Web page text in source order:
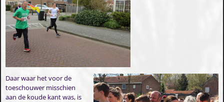
Daar waar het voor de
toeschouwer misschien
aan de koude kant was, is